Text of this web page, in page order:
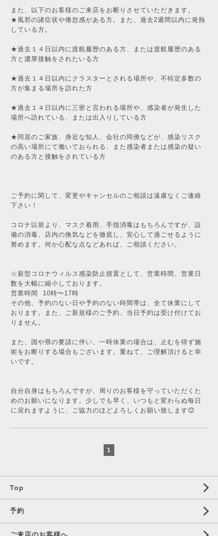
また、以下のお客様のご来店をお断りさせていただきます。
★風邪の諸症状や倦怠感がある方。また、過去2週間以内に発熱
している方。
★過去１４日以内に渡航履歴のある方、または渡航履歴のある
方と濃厚接触をされたいる方
★過去１４日以内にクラスターとされる場所や、不特定多数の
方が集まる場所を訪れた方
★過去１４日以内に三密と言われる場所や、感染者が発生した
場所へ訪れている、または出入りしている方
★同居のご家族、身近な知人、会社の同僚などが、感染リスク
の高い場所にて働いておられる、また感染者または感染の疑い
のある方と接触をされている方
ご予約に関して、変更やキャンセルのご相談は遠慮なくご連絡
下さい！
コロナ以前より、マスク着用、手指消毒はもちろんですが、設
備の消毒、店内の換気などを徹底し、安心して過ごせるように
努めます。何か心配な点などあれば、ご相談ください。
☆新型コロナウィルス感染防止措置として、営業時間、営業日
数を大幅に縮小しております。
営業時間 10時〜17時
その他、予約のない日や予約のない時間帯は、全て休業にして
おります。また、ご新規様のご予約、当日予約は受け付けてお
りません。
また、国や県の要請に伴い、一時休業の場合は、止むを得ず施
術をお断りする場合もございます。重ねて、ご理解頂けると幸
いです。
自分自身はもちろんですが、周りのお客様を守っていただくた
めのお願いになります。少しでも早く、いつもと変わらぬ毎日
に戻れますように、ご協力のほどよろしくお願い致します😊
1
Top
予約